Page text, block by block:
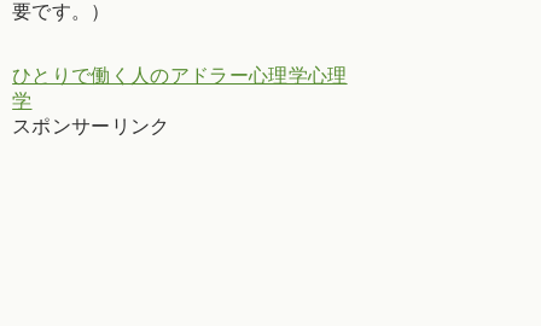
要です。）
ひとりで働く人のアドラー心理学心理
学
スポンサーリンク